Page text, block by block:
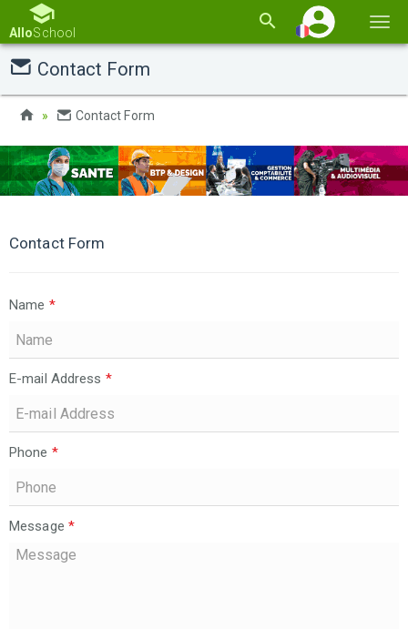
la
AlloSchool
Contact Form
Contact Form
Contact Form
Name *
E-mail Address *
Phone *
Message *